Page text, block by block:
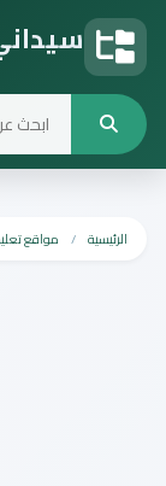
الرئيسية مواقع